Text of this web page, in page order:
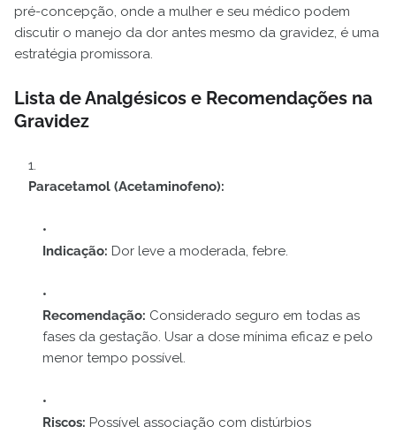
pré-concepção, onde a mulher e seu médico podem
discutir o manejo da dor antes mesmo da gravidez, é uma
estratégia promissora.
Lista de Analgésicos e Recomendações na
Gravidez
Paracetamol (Acetaminofeno):
Indicação: Dor leve a moderada, febre.
Recomendação: Considerado seguro em todas as
fases da gestação. Usar a dose mínima eficaz e pelo
menor tempo possível.
Riscos: Possível associação com distúrbios